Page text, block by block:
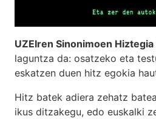
UZEIren Sinonimoen Hiztegia
laguntza da: osatzeko eta
eskatzen duen hitz egokia
Hitz batek adiera zehatz
ikus ditzakegu, edo euskalki